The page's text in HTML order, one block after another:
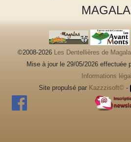
©2008-2026 Les Dentellières de
Mise à jour le 29/05/2026 effectuée
Informations
Site propulsé par Kazzzisoft©-